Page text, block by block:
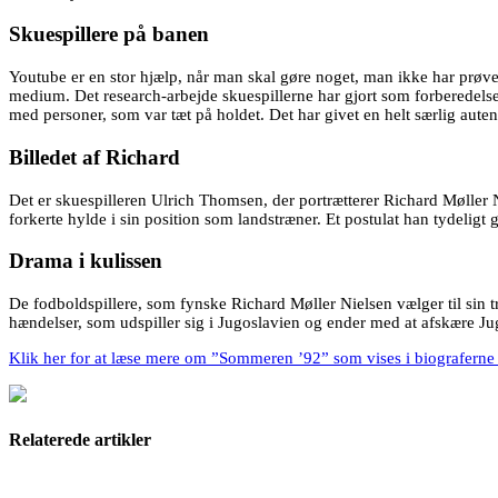
Skuespillere på banen
Youtube er en stor hjælp, når man skal gøre noget, man ikke har
medium. Det research-arbejde skuespillerne har gjort som
med personer, som var tæt på holdet. Det har givet en helt særlig
Billedet af Richard
Det er skuespilleren Ulrich Thomsen, der portrætterer Richard Møller
forkerte hylde i sin position som landstræner. Et postulat han tydeligt
Drama i kulissen
De fodboldspillere, som fynske Richard Møller Nielsen vælger til sin
hændelser, som udspiller sig i Jugoslavien og ender med at afskære
Klik her for at læse mere om ”Sommeren ’92” som vises i
Relaterede artikler